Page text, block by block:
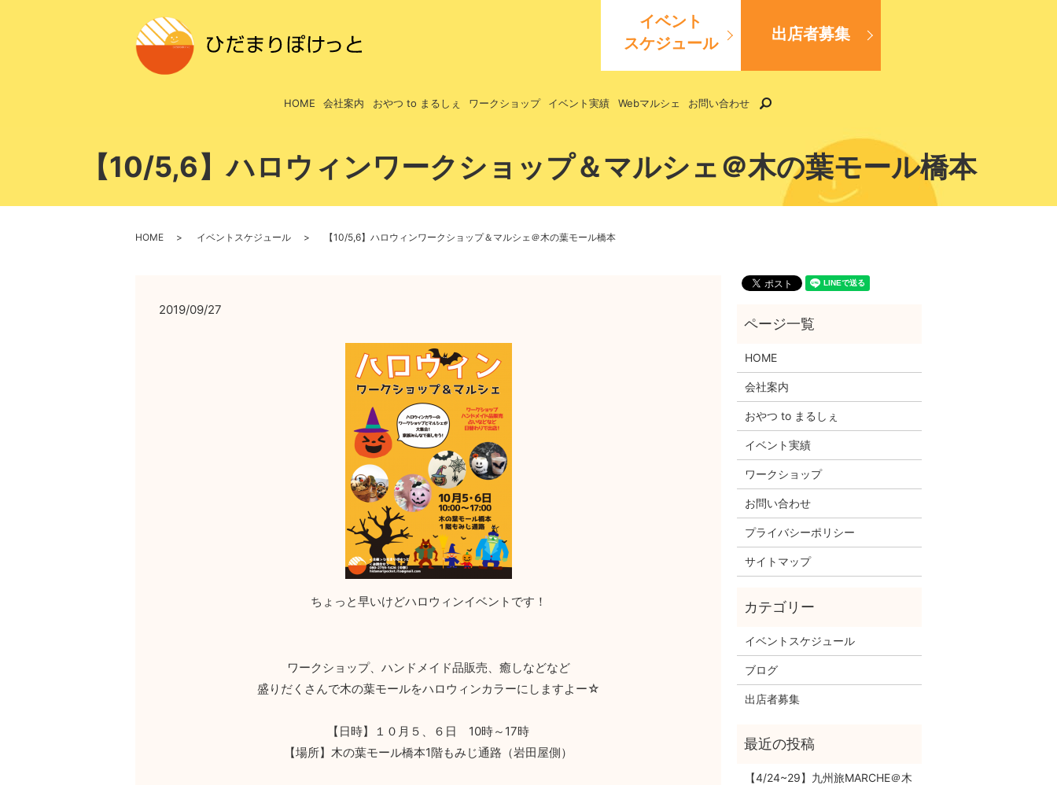
イベント
スケジュール
出店者募集
HOME 会社案内 おやつ to まるしぇ ワークショップ イベント実績 Webマルシェ お問い合わせ
【10/5,6】ハロウィンワークショップ＆マルシェ＠木の葉モール橋本
HOME イベントスケジュール 【10/5,6】ハロウィンワークショップ＆マルシェ＠木の葉モール橋本
2019/09/27
ちょっと早いけどハロウィンイベントです！
ワークショップ、ハンドメイド品販売、癒しなどなど
盛りだくさんで木の葉モールをハロウィンカラーにしますよー☆
【日時】１０月５、６日 10時～17時
【場所】木の葉モール橋本1階もみじ通路（岩田屋側）
HOME
会社案内
おやつ to まるしぇ
イベント実績
ワークショップ
お問い合わせ
プライバシーポリシー
サイトマップ
イベントスケジュール
ブログ
出店者募集
【4/24~29】九州旅MARCHE＠木